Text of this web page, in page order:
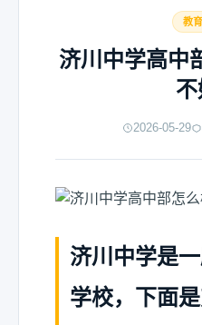
教
济川中学高中
不
2026-05-29
济川中学是
学校，下面